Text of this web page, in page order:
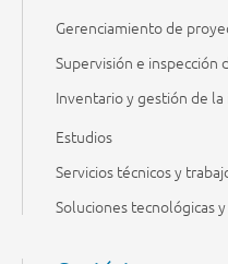
Gerenciamiento de
Supervisión e inspección
Inventario y gestión de
Estudios
Servicios técnicos y
Soluciones tecnológicas